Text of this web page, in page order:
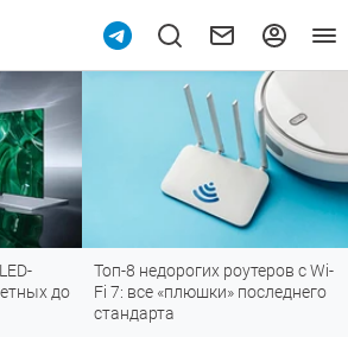
Топ-8 недорогих роутеров с Wi-
Fi 7: все «плюшки» последнего